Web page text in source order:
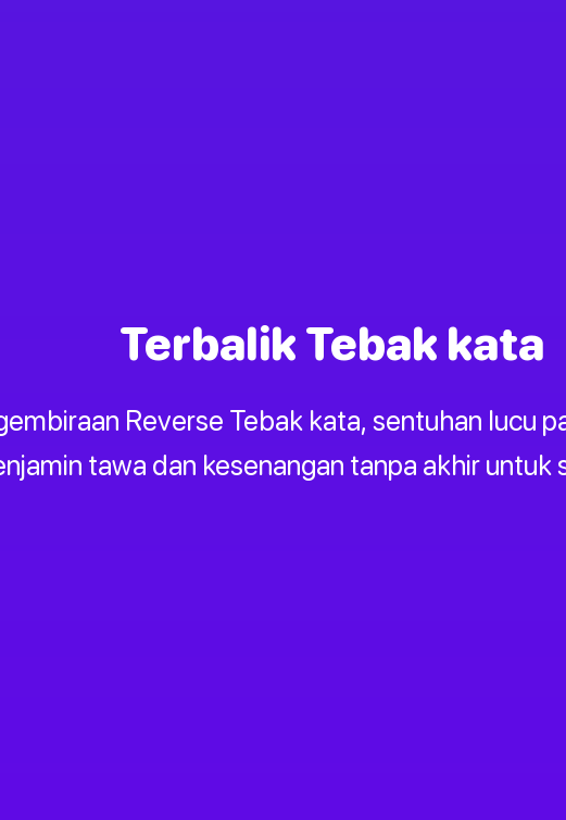
Terbalik Tebak kata
Reverse Tebak kata, sentuhan lucu
tawa dan kesenangan tanpa akhir untuk